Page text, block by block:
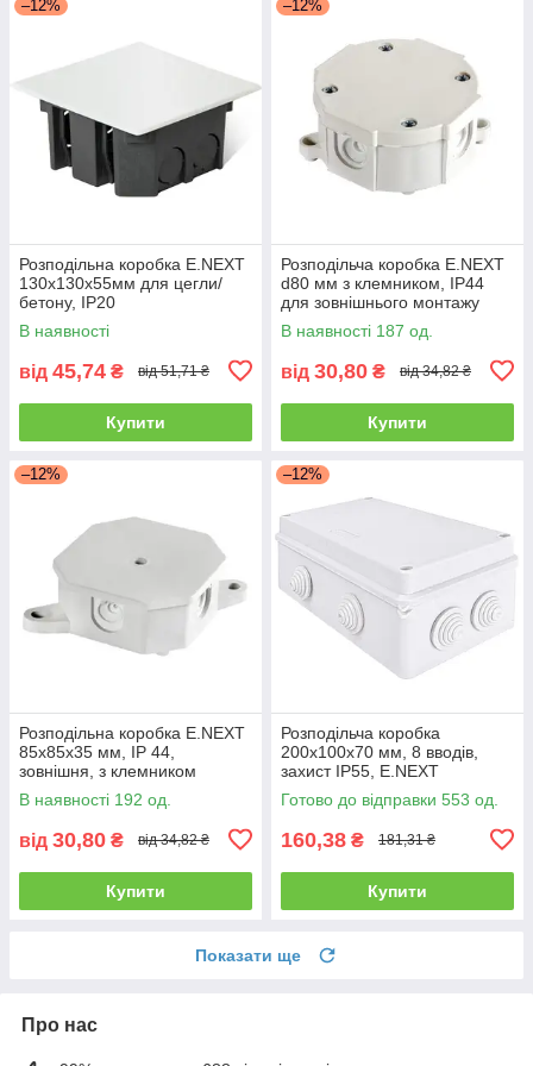
–12%
Розподільна коробка E.NEXT
130x130x55мм для цегли/
бетону, IP20
В наявності
від 45,74 ₴ від 51,71 ₴
Купити
–12%
Розподільча коробка E.NEXT
d80 мм з клемником, IP44
для зовнішнього монтажу
В наявності 187 од.
від 30,80 ₴ від 34,82 ₴
Купити
–12%
Розподільна коробка E.NEXT
85х85х35 мм, IP 44,
зовнішня, з клемником
В наявності 192 од.
від 30,80 ₴ від 34,82 ₴
Купити
–12%
Розподільча коробка
200x100x70 мм, 8 вводів,
захист IP55, E.NEXT
Готово до відправки 553 од.
160,38 ₴ 181,31 ₴
Купити
Показати ще
Про нас